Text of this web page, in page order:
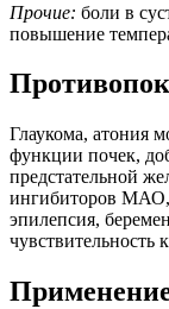
Прочие: боли в
повышение
Глаукома, атония
функции почек,
предстательной
ингибиторов МАО,
эпилепсия,
чувствительность